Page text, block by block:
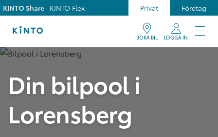
Privat Företag
KINTO Share KINTO Flex
BOKA BIL LOGGA IN
Din bilpool i
Lorensberg